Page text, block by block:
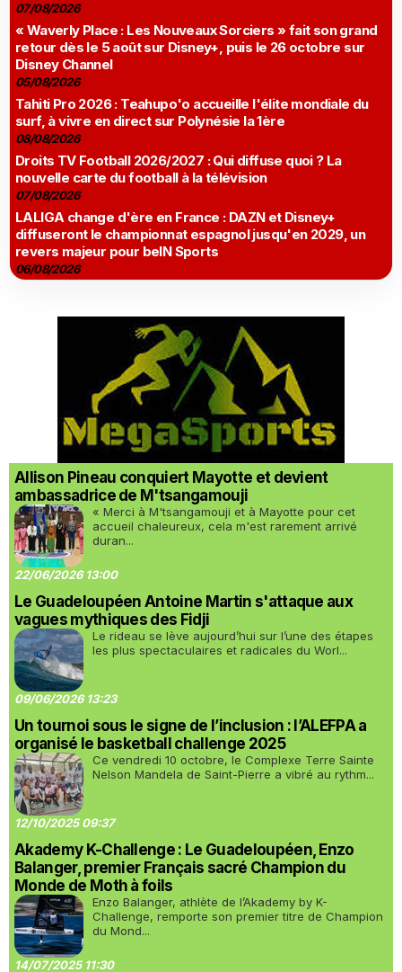
07/08/2026
« Waverly Place : Les Nouveaux Sorciers » fait son grand
retour dès le 5 août sur Disney+, puis le 26 octobre sur
Disney Channel
05/08/2026
Tahiti Pro 2026 : Teahupo'o accueille l'élite mondiale du
surf, à vivre en direct sur Polynésie la 1ère
08/08/2026
Droits TV Football 2026/2027 : Qui diffuse quoi ? La
nouvelle carte du football à la télévision
07/08/2026
LALIGA change d'ère en France : DAZN et Disney+
diffuseront le championnat espagnol jusqu'en 2029, un
revers majeur pour beIN Sports
06/08/2026
Allison Pineau conquiert Mayotte et devient
ambassadrice de M'tsangamouji
« Merci à M'tsangamouji et à Mayotte pour cet
accueil chaleureux, cela m'est rarement arrivé
duran...
22/06/2026 13:00
Le Guadeloupéen Antoine Martin s'attaque aux
vagues mythiques des Fidji
Le rideau se lève aujourd’hui sur l’une des étapes
les plus spectaculaires et radicales du Worl...
09/06/2026 13:23
Un tournoi sous le signe de l’inclusion : l’ALEFPA a
organisé le basketball challenge 2025
Ce vendredi 10 octobre, le Complexe Terre Sainte
Nelson Mandela de Saint-Pierre a vibré au rythm...
12/10/2025 09:37
Akademy K-Challenge : Le Guadeloupéen, Enzo
Balanger, premier Français sacré Champion du
Monde de Moth à foils
Enzo Balanger, athlète de l’Akademy by K-
Challenge, remporte son premier titre de Champion
du Mond...
14/07/2025 11:30